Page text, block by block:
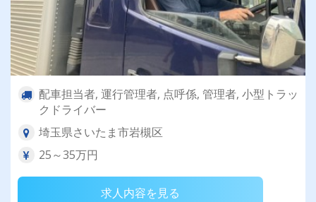
配車担当者, 運行管理者, 点呼係, 管理者, 小型トラッ
クドライバー
埼玉県さいたま市岩槻区
25～35万円
求人内容を見る